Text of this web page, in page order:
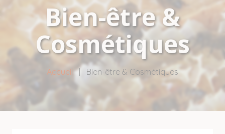
Bien-être &
Cosmétiques
Accueil | Bien-être & Cosmétiques